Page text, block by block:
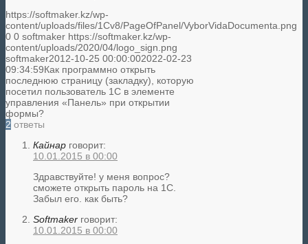
https://softmaker.kz/wp-
content/uploads/files/1Cv8/PageOfPanel/VyborVidaDocumenta.png
0 0 softmaker https://softmaker.kz/wp-
content/uploads/2020/04/logo_sign.png
softmaker2012-10-25 00:00:002022-02-23
09:34:59Как программно открыть
последнюю страницу (закладку), которую
посетил пользователь 1С в элементе
управления «Панель» при открытии
формы?
2 ответы
Кайнар говорит:
10.01.2015 в 00:00
Здравствуйте! у меня вопрос?
сможете открыть пароль на 1С.
Забыл его. как быть?
Softmaker говорит:
10.01.2015 в 00:00